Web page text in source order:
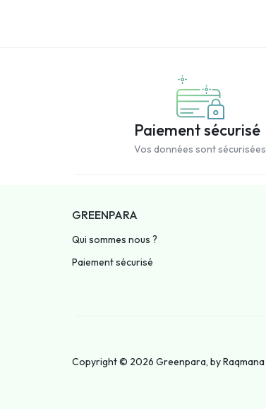
Paiement sécurisé
Vos données sont sécurisées
GREENPARA
Qui sommes nous ?
Paiement sécurisé
Copyright © 2026 Greenpara, byRaqmana